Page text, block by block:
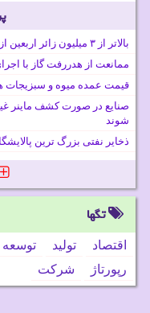
بالاتر از ۳ میلیون زائر اربعین از مرزهای زمینی کشور خارج شدند
ممانعت از هدررفت گاز با
قیمت عمده میوه و سبزیجات
صنایع در صورت کشف ماینر
شوند
ذخایر نفتی بزرگ ترین
تگها
اقتصاد تولید توسعه
رپورتاژ
شركت